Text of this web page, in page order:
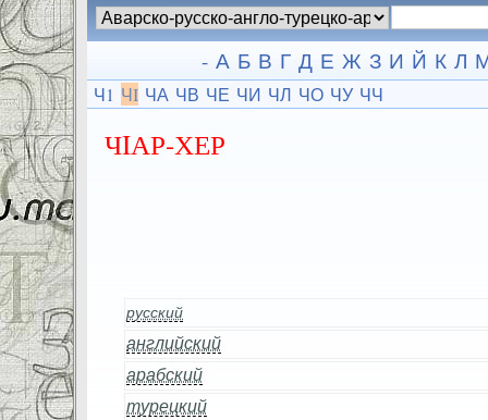
- А Б В Г Д Е Ж З И Й К Л
Ч1 ЧI ЧА ЧВ ЧЕ ЧИ ЧЛ ЧО ЧУ ЧЧ
ЧIАР-ХЕР
русский
английский
арабский
турецкий